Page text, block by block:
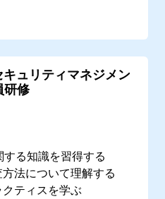
キュリティマネジメン
研修
る知識を習得する
法について理解する
ティスを学ぶ